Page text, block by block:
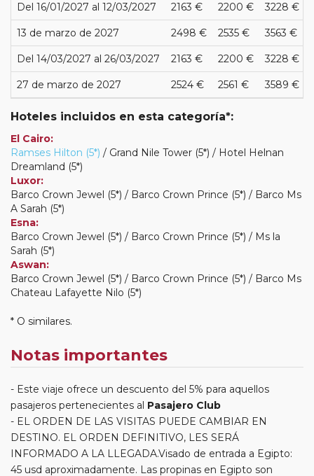
Del 16/01/2027 al 12/03/2027 2163 € 2200 € 3228 €
13 de marzo de 2027 2498 € 2535 € 3563 €
Del 14/03/2027 al 26/03/2027 2163 € 2200 € 3228 €
27 de marzo de 2027 2524 € 2561 € 3589 €
Hoteles incluidos en esta categoría*:
El Cairo:
Ramses Hilton (5*) / Grand Nile Tower (5*) / Hotel Helnan
Dreamland (5*)
Luxor:
Barco Crown Jewel (5*) / Barco Crown Prince (5*) / Barco Ms
A Sarah (5*)
Esna:
Barco Crown Jewel (5*) / Barco Crown Prince (5*) / Ms la
Sarah (5*)
Aswan:
Barco Crown Jewel (5*) / Barco Crown Prince (5*) / Barco Ms
Chateau Lafayette Nilo (5*)
* O similares.
Notas importantes
Este viaje ofrece un descuento del 5% para aquellos
pasajeros pertenecientes al Pasajero Club
EL ORDEN DE LAS VISITAS PUEDE CAMBIAR EN
DESTINO. EL ORDEN DEFINITIVO, LES SERÁ
INFORMADO A LA LLEGADA.Visado de entrada a Egipto:
45 usd aproximadamente. Las propinas en Egipto son